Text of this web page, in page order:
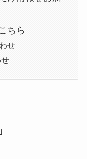
ちら
せ
せ